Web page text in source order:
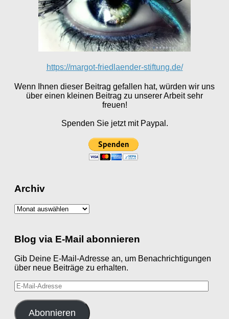
https://margot-friedlaender-stiftung.de/
Wenn Ihnen dieser Beitrag gefallen hat, würden wir uns
über einen kleinen Beitrag zu unserer Arbeit sehr
freuen!
Spenden Sie jetzt mit Paypal.
Archiv
Archiv
Blog via E-Mail abonnieren
Gib Deine E-Mail-Adresse an, um Benachrichtigungen
über neue Beiträge zu erhalten.
E-
Mail-
Adresse
Abonnieren